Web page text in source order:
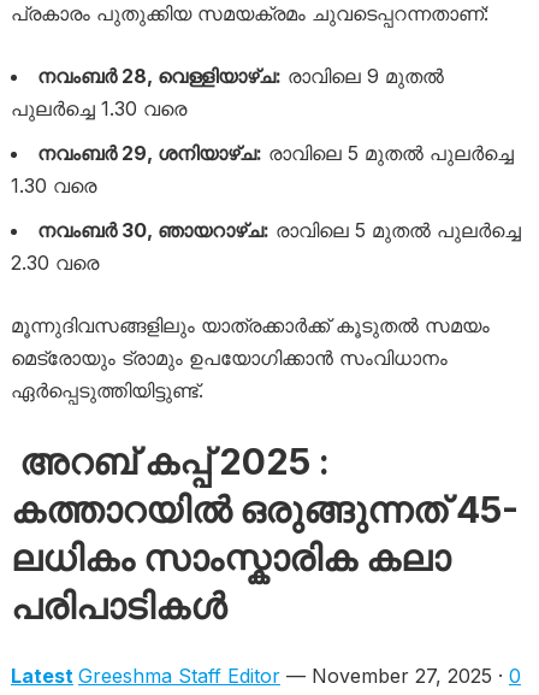
പ്രകാരം പുതുക്കിയ സമയക്രമം ചുവടെപ്പറന്നതാണ്:
നവംബർ 28, വെള്ളിയാഴ്‌ച: രാവിലെ 9 മുതൽ
പുലർച്ചെ 1.30 വരെ
നവംബർ 29, ശനിയാഴ്‌ച: രാവിലെ 5 മുതൽ പുലർച്ചെ
1.30 വരെ
നവംബർ 30, ഞായറാഴ്‌ച: രാവിലെ 5 മുതൽ പുലർച്ചെ
2.30 വരെ
മൂന്നുദിവസങ്ങളിലും യാത്രക്കാർക്ക് കൂടുതൽ സമയം
മെട്രോയും ട്രാമും ഉപയോഗിക്കാൻ സംവിധാനം
ഏർപ്പെടുത്തിയിട്ടുണ്ട്.
അറബ് കപ്പ് 2025 :
കത്താറയിൽ ഒരുങ്ങുന്നത് 45-
ലധികം സാംസ്കാരിക കലാ
പരിപാടികൾ
Latest Greeshma Staff Editor— November 27, 2025 · 0